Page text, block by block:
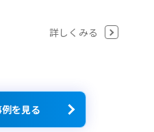
詳しくみる
を見る